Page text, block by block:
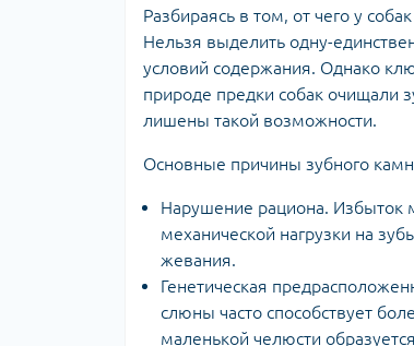
Разбираясь в том, от чего у
Нельзя выделить одну-
условий содержания. Однако
природе предки собак очищали
лишены такой возможности.
Основные причины зубного
Нарушение рациона. Избыток
механической нагрузки на
жевания.
Генетическая
слюны часто способствует
маленькой челюсти